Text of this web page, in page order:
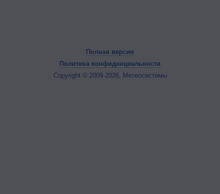
Полная версия
Политика конфиденциальности
Copyright © 2009-2026, Метеосистемы